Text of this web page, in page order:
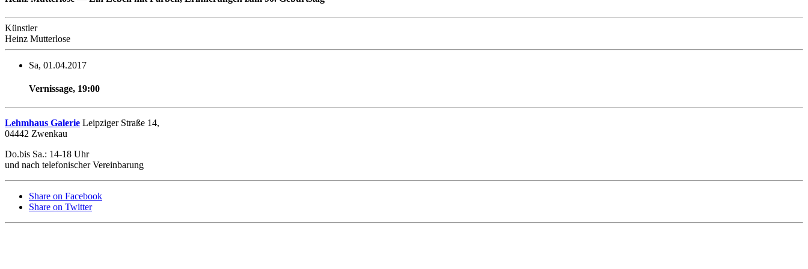
Künstler
Heinz Mutterlose
Sa, 01.04.2017
Vernissage, 19:00
Lehmhaus Galerie Leipziger Straße 14,
04442 Zwenkau
Do.bis Sa.: 14-18 Uhr
und nach telefonischer Vereinbarung
Share on Facebook
Share on Twitter